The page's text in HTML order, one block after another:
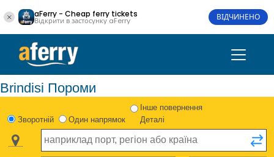
aFerry - Cheap ferry tickets
Відкрити в застосунку aFerry ВІДЧИНЕНО
Brindisi Пороми
Зворотній Один напрямок
Інше повернення
Деталі